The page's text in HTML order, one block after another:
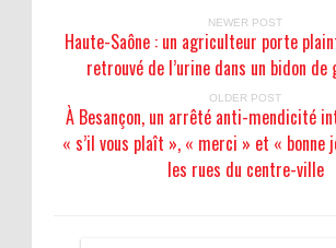
NEWER POST
Haute-Saône : un agriculteur porte
retrouvé de l’urine dans un bidon de
OLDER POST
À Besançon, un arrêté anti-mendicité
« s’il vous plaît », « merci » et « bonne
les rues du centre-ville